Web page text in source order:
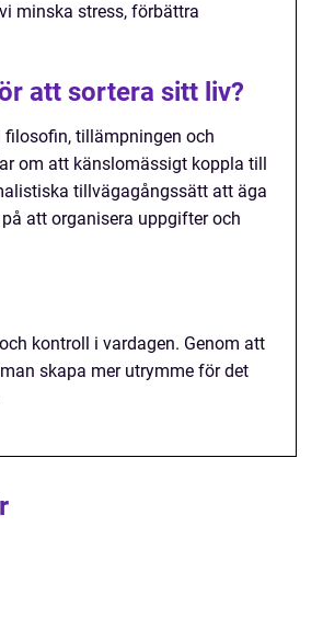
minska stress, förbättra
att sortera sitt liv?
tillämpningen och
om att känslomässigt koppla till
tillvägagångssätt att äga
att organisera uppgifter och
kontroll i vardagen. Genom att
skapa mer utrymme för det